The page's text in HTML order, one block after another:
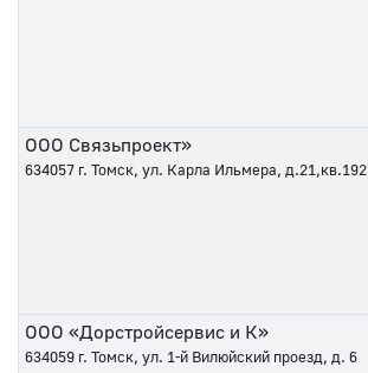
ООО Связьпроект»
634057 г. Томск, ул. Карла Ильмера, д.21,кв.192
ООО «Дорстройсервис и К»
634059 г. Томск, ул. 1-й Вилюйский проезд, д. 6